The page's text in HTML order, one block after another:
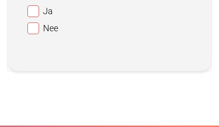
Ja
Nee